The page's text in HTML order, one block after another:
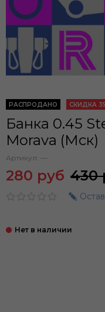
РАСПРОДАНО СКИДКА
Банка 0.45
Morava (Мск)
Артикул: —
280 руб 430